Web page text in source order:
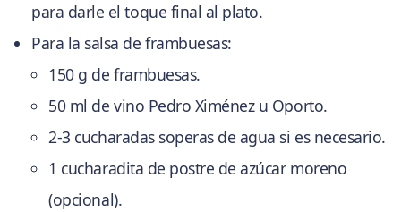
para darle el toque final al plato.
Para la salsa de frambuesas:
150 g de frambuesas.
50 ml de vino Pedro Ximénez u Oporto.
2-3 cucharadas soperas de agua si es necesario.
1 cucharadita de postre de azúcar moreno
(opcional).